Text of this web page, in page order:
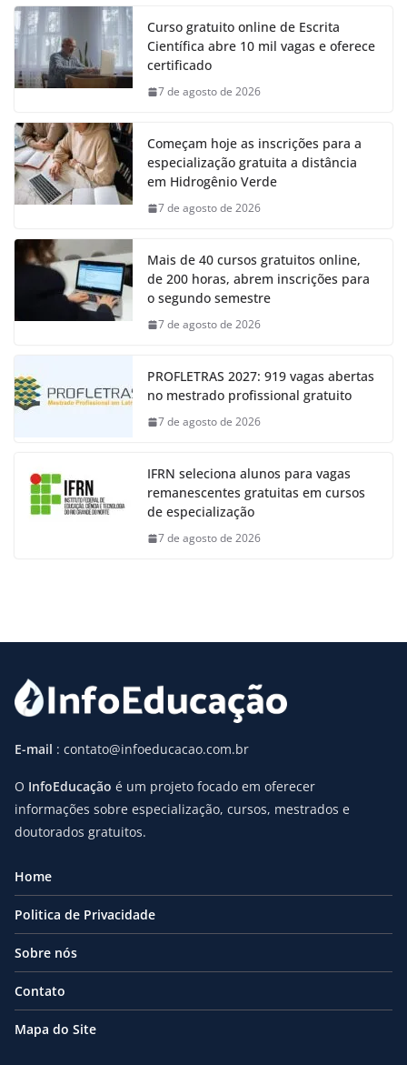
Curso gratuito online de Escrita
Científica abre 10 mil vagas e oferece
certificado
7 de agosto de 2026
Começam hoje as inscrições para a
especialização gratuita a distância
em Hidrogênio Verde
7 de agosto de 2026
Mais de 40 cursos gratuitos online,
de 200 horas, abrem inscrições para
o segundo semestre
7 de agosto de 2026
PROFLETRAS 2027: 919 vagas abertas
no mestrado profissional gratuito
7 de agosto de 2026
IFRN seleciona alunos para vagas
remanescentes gratuitas em cursos
de especialização
7 de agosto de 2026
E-mail : contato@infoeducacao.com.br
O InfoEducação é um projeto focado em oferecer
informações sobre especialização, cursos, mestrados e
doutorados gratuitos.
Home
Politica de Privacidade
Sobre nós
Contato
Mapa do Site